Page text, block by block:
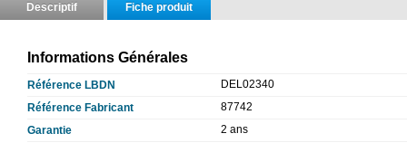
Descriptif Fiche produit
Informations Générales
Référence LBDN
DEL02340
Référence Fabricant
87742
Garantie
2 ans